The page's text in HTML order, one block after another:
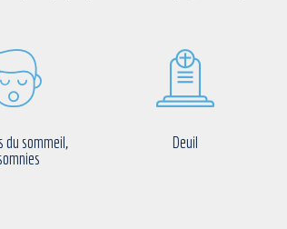
du sommeil,
Deuil